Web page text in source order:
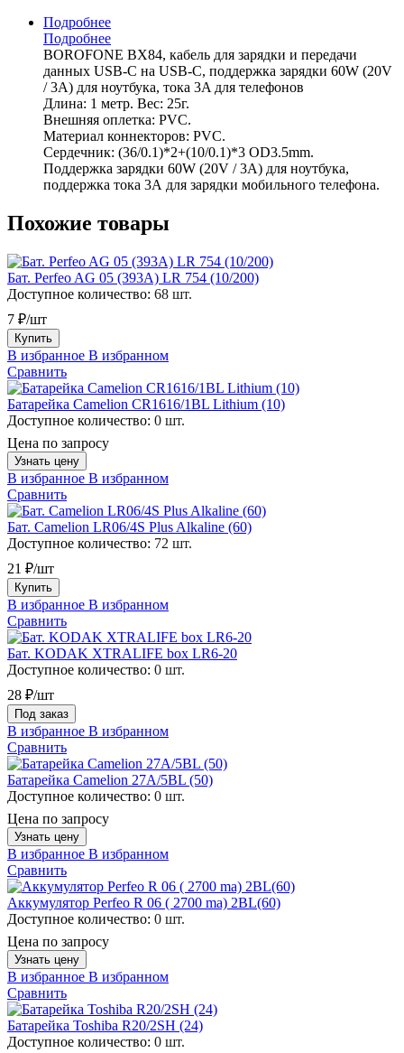
Подробнее
Подробнее
BOROFONE BX84, кабель для зарядки и передачи
данных USB-C на USB-C, поддержка зарядки 60W (20V
/ 3A) для ноутбука, тока 3A для телефонов
Длина: 1 метр. Вес: 25г.
Внешняя оплетка: PVC.
Материал коннекторов: PVC.
Сердечник: (36/0.1)*2+(10/0.1)*3 OD3.5mm.
Поддержка зарядки 60W (20V / 3A) для ноутбука,
поддержка тока 3А для зарядки мобильного телефона.
Похожие товары
Бат. Perfeo AG 05 (393А) LR 754 (10/200)
Доступное количество: 68 шт.
7 ₽/шт
Купить
В избранное В избранном
Сравнить
Батарейка Camelion CR1616/1BL Lithium (10)
Доступное количество: 0 шт.
Цена по запросу
Узнать цену
В избранное В избранном
Сравнить
Бат. Camelion LR06/4S Plus Alkaline (60)
Доступное количество: 72 шт.
21 ₽/шт
Купить
В избранное В избранном
Сравнить
Бат. KODAK XTRALIFE box LR6-20
Доступное количество: 0 шт.
28 ₽/шт
Под заказ
В избранное В избранном
Сравнить
Батарейка Camelion 27A/5BL (50)
Доступное количество: 0 шт.
Цена по запросу
Узнать цену
В избранное В избранном
Сравнить
Аккумулятор Perfeo R 06 ( 2700 ma) 2BL(60)
Доступное количество: 0 шт.
Цена по запросу
Узнать цену
В избранное В избранном
Сравнить
Батарейка Toshiba R20/2SH (24)
Доступное количество: 0 шт.